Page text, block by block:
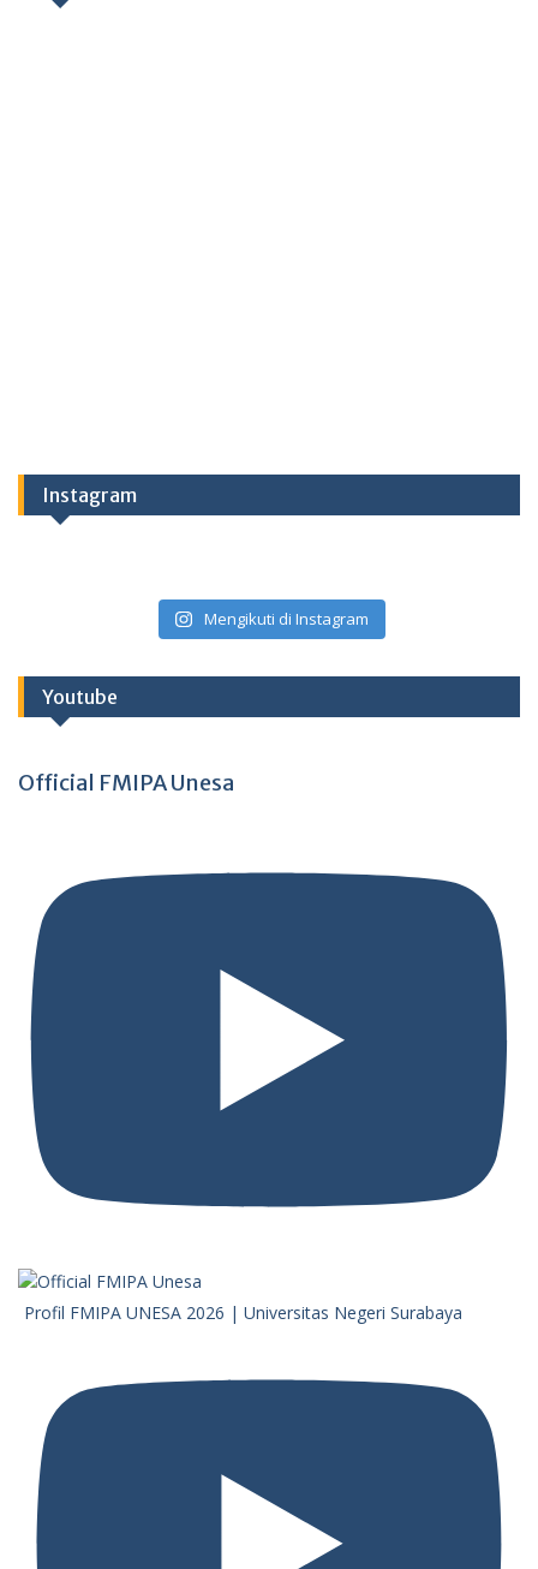
Instagram
Mengikuti di Instagram
Youtube
Official FMIPA Unesa
Profil FMIPA UNESA 2026 | Universitas Negeri Surabaya